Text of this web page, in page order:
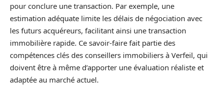
pour conclure une transaction. Par exemple, une
estimation adéquate limite les délais de négociation avec
les futurs acquéreurs, facilitant ainsi une transaction
immobilière rapide. Ce savoir-faire fait partie des
compétences clés des conseillers immobiliers à Verfeil, qui
doivent être à même d’apporter une évaluation réaliste et
adaptée au marché actuel.